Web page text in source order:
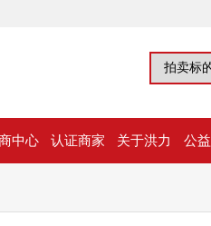
中心 认证商家 关于洪力 公